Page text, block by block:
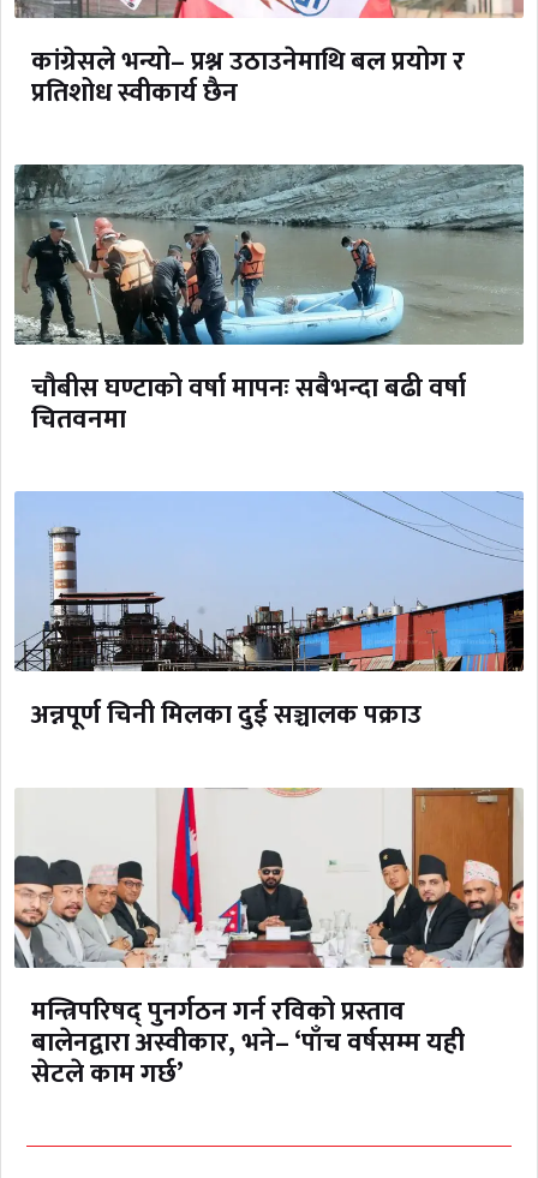
कांग्रेसले भन्यो– प्रश्न उठाउनेमाथि बल प्रयोग र
प्रतिशोध स्वीकार्य छैन
चौबीस घण्टाको वर्षा मापनः सबैभन्दा बढी वर्षा
चितवनमा
अन्नपूर्ण चिनी मिलका दुई सञ्चालक पक्राउ
मन्त्रिपरिषद् पुनर्गठन गर्न रविको प्रस्ताव
बालेनद्वारा अस्वीकार, भने– ‘पाँच वर्षसम्म यही
सेटले काम गर्छ’